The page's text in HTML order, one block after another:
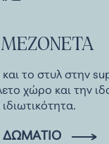
ΜΕΖΟΝΕΤΑ
το στυλ στην
χώρο και την
ΔΩΜΆΤΙΟ